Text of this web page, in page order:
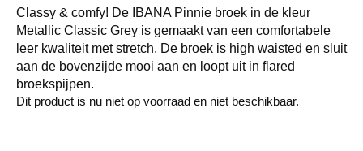
Classy & comfy! De IBANA Pinnie broek in de kleur
Metallic Classic Grey is gemaakt van een comfortabele
leer kwaliteit met stretch. De broek is high waisted en sluit
aan de bovenzijde mooi aan en loopt uit in flared
broekspijpen.
Dit product is nu niet op voorraad en niet beschikbaar.